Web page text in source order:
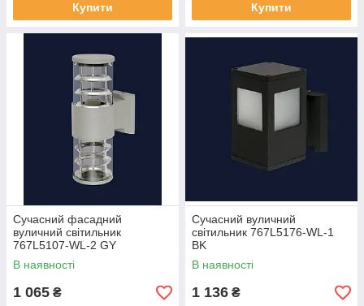
Купити Купити
Сучасний фасадний
вуличний світильник
767L5107-WL-2 GY
В наявності
1 065 ₴
Сучасний вуличний
світильник 767L5176-WL-1
BK
В наявності
1 136 ₴